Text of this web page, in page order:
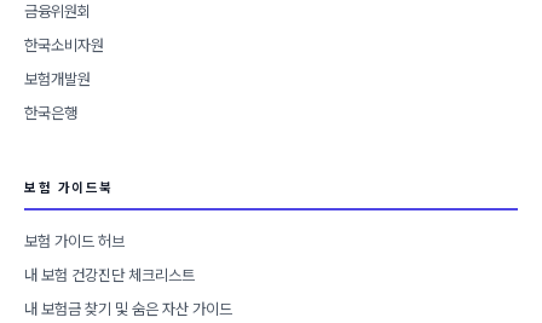
금융위원회
한국소비자원
보험개발원
한국은행
보험 가이드북
보험 가이드 허브
내 보험 건강진단 체크리스트
내 보험금 찾기 및 숨은 자산 가이드